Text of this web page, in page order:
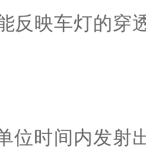
反映车灯的穿
位时间内发射